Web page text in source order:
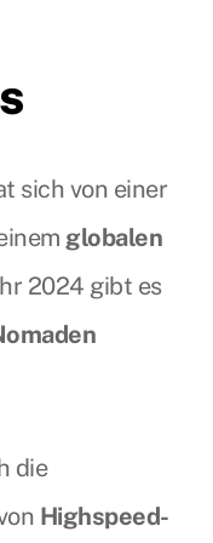
sich von einer
globalen
2024 gibt es
die
Highspeed-